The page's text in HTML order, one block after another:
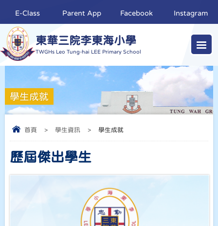
東華三院李東海小學
TWGHs Leo Tung-hai LEE Primary School
E-Class Parent App Facebook Instagram
學生成就
首頁 > 學生資訊 > 學生成就
歷屆傑出學生